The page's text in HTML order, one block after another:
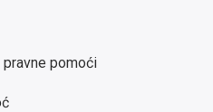
pomoći